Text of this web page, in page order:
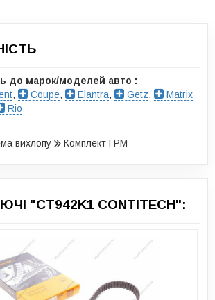
до марок/моделей авто :
, Coupe, Elantra, Getz,
Matrix
Rio
вихлопу
Комплект ГРМ
"CT942K1 CONTITECH":